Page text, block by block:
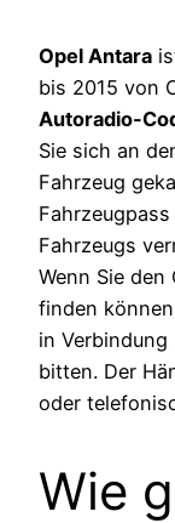
Opel Antara
bis 2015 von
Autoradio-
Sie sich an
Fahrzeug
Fahrzeugs
Wenn Sie
finden
in
bitten. Der
oder
Wie